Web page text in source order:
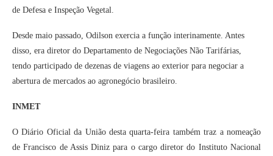
de Defesa e Inspeção Vegetal.
Desde maio passado, Odilson exercia a função interinamente. Antes
disso, era diretor do Departamento de Negociações Não Tarifárias,
tendo participado de dezenas de viagens ao exterior para negociar a
abertura de mercados ao agronegócio brasileiro.
INMET
O Diário Oficial da União desta quarta-feira também traz a nomeação
de Francisco de Assis Diniz para o cargo diretor do Instituto Nacional